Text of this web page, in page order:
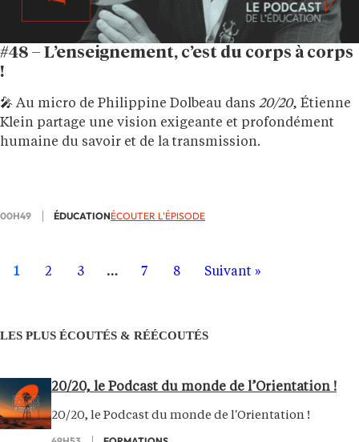
#48 – L’enseignement, c’est du corps à corps
!
🎤 Au micro de Philippine Dolbeau dans 20/20, Étienne
Klein partage une vision exigeante et profondément
humaine du savoir et de la transmission.
00H49 ÉDUCATIONÉCOUTER L'ÉPISODE
1 2 3 … 7 8 Suivant »
LES PLUS ÉCOUTÉS & RÉÉCOUTÉS
20/20, le Podcast du monde de l’Orientation !
20/20, le Podcast du monde de l'Orientation !